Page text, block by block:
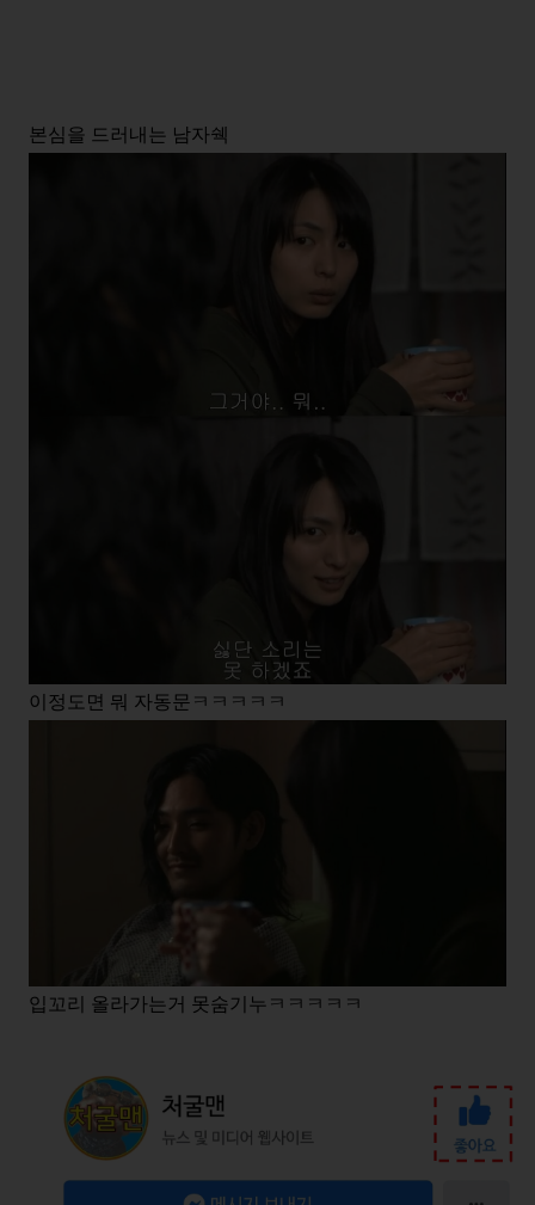
본심을 드러내는 남자쉑
이정도면 뭐 자동문ㅋㅋㅋㅋㅋ
입꼬리 올라가는거 못숨기누ㅋㅋㅋㅋㅋ